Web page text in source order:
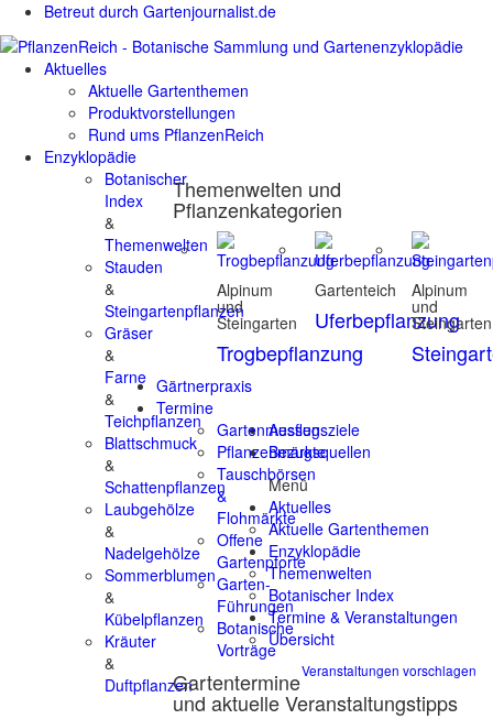
Betreut durch Gartenjournalist.de
Aktuelles
Aktuelle Gartenthemen
Produktvorstellungen
Rund ums PflanzenReich
Enzyklopädie
Botanischer
Index
&
Themenwelten
Stauden
&
Steingartenpflanzen
Gräser
&
Farne
&
Teichpflanzen
Blattschmuck
&
Schattenpflanzen
Laubgehölze
&
Nadelgehölze
Sommerblumen
&
Kübelpflanzen
Kräuter
&
Duftpflanzen
Themenwelten und
Pflanzenkategorien
Alpinum
und
Steingarten
Trogbepflanzung
Gartenteich
Uferbepflanzung
Alpinum
und
Steingarten
Gärtnerpraxis
Termine
Gartenmessen
Pflanzenmärkte
Tauschbörsen
&
Flohmärkte
Offene
Gartenpforte
Garten-
Führungen
Botanische
Vorträge
Veranstaltungen vorschlagen
Gartentermine
und aktuelle Veranstaltungstipps
Ausflugsziele
Bezugsquellen
Menü
Aktuelles
Aktuelle Gartenthemen
Enzyklopädie
Themenwelten
Botanischer Index
Termine & Veranstaltungen
Übersicht